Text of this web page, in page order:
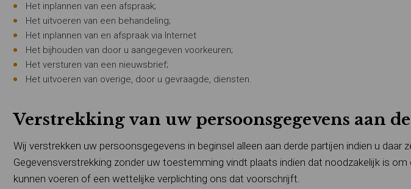
Het inplannen van een afspraak;
Het uitvoeren van een behandeling;
Het inplannen van en afspraak via Internet
Het bijhouden van door u aangegeven voorkeuren;
Het versturen van een nieuwsbrief;
Het uitvoeren van overige, door u gevraagde, diensten.
Verstrekking van uw persoonsgegevens aan
Wij verstrekken uw persoonsgegevens in beginsel alleen aan derde partijen indien u
Gegevensverstrekking zonder uw toestemming vindt plaats indien dat noodzakelijk is
kunnen voeren of een wettelijke verplichting ons dat voorschrijft.